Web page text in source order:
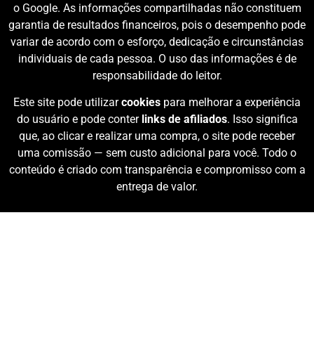
o Google. As informações compartilhadas não constituem
garantia de resultados financeiros, pois o desempenho pode
variar de acordo com o esforço, dedicação e circunstâncias
individuais de cada pessoa. O uso das informações é de
responsabilidade do leitor.
Este site pode utilizarcookies para melhorar a experiência
do usuário e pode conter links de afiliados. Isso significa
que, ao clicar e realizar uma compra, o site pode receber
uma comissão — sem custo adicional para você. Todo o
conteúdo é criado com transparência e compromisso com a
entrega de valor.